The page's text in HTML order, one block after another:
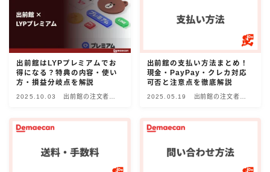
出前館の注文ガイド
menuの注文ガイド
ロケットナウの注文ガイド
フードデリバリークーポン比較
Uber Eats加盟店ガイド
Uber Eats出店方法
出店店舗の取材記事
出前館はLYPプレミアムでお
得になる？特典の内容・使い
方・損益分岐点を解説
2025.10.03
出前館の注文者向
出前館の支払い方法まとめ！
現金・PayPay・クレカ対応
可否と注意点を徹底解説
2025.05.19
出前館の注文者向